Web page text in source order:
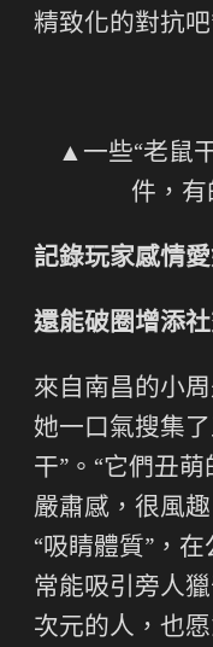
精致化的對抗吧
▲一些“老鼠
件，有
記錄玩家感情
還能破圈增添
來自南昌的小周
她一口氣搜集
干”。“它們丑
嚴肅感，很風
“吸睛體質”，
常能吸引旁人
次元的人，也